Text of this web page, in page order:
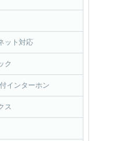
ット対応
ク
インターホン
ス